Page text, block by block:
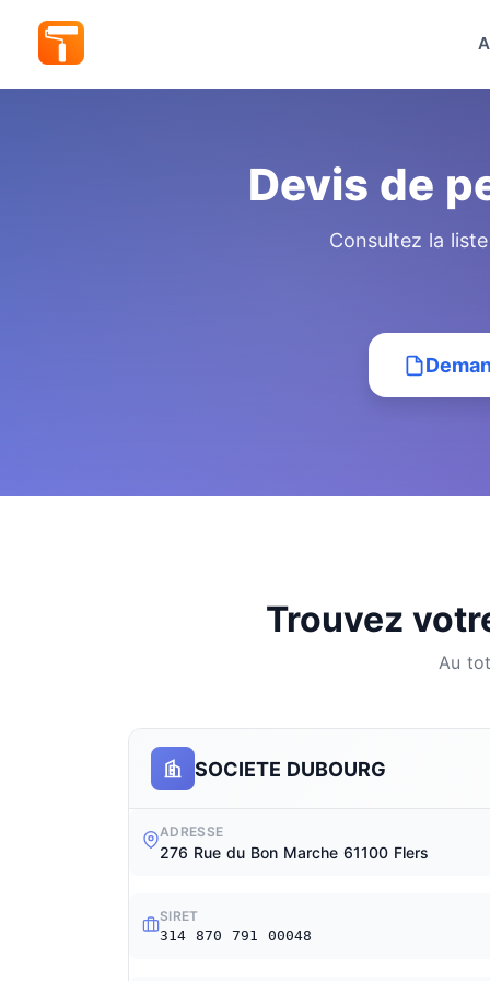
Devis de
Consultez la
Trouvez
Au
SOCIETE DUBOURG
ADRESSE
276 Rue du Bon Marche 61100 Flers
SIRET
314 870 791 00048